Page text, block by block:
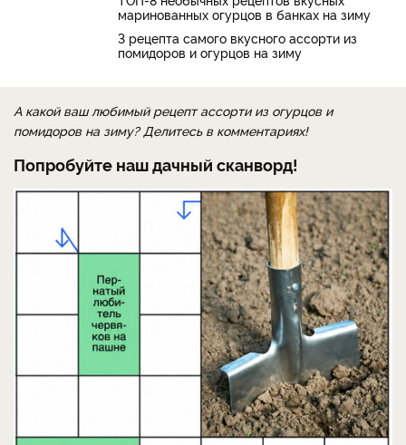
маринованных огурцов в банках на зиму
3 рецепта самого вкусного ассорти из
помидоров и огурцов на зиму
А какой ваш любимый рецепт ассорти из огурцов и
помидоров на зиму? Делитесь в комментариях!
Попробуйте наш дачный сканворд!